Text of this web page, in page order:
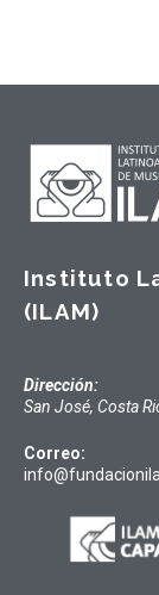
Instituto
(ILAM)
Dirección:
San José, Costa
Correo: